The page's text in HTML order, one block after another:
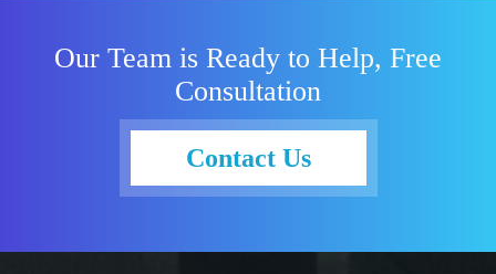
h aktivitas
belajar dan
mengajar
semakin
tengah
Our Team is Ready to Help, Free
Consultation
Contact Us